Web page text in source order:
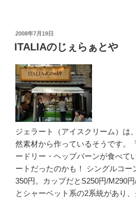
投
稿
日:
2008年7月19日
ITALIAのじぇらぁとや
ジェラート（アイスクリーム）は
然素材から作っているそうです。
ードリー・ヘップバーンが食べて
ートだったのかも！ シングルコー
350円。カップだとS250円/M290
とシャーベット系の2系統があり